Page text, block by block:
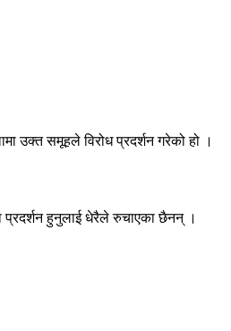
उक्त समूहले विरोध प्रदर्शन गरेको हो ।
प्रदर्शन हुनुलाई धेरैले रुचाएका छैनन् ।